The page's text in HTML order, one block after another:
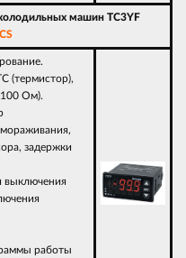
машин TC3YF
(термистор),
Ом).
задержки
выключения
работы